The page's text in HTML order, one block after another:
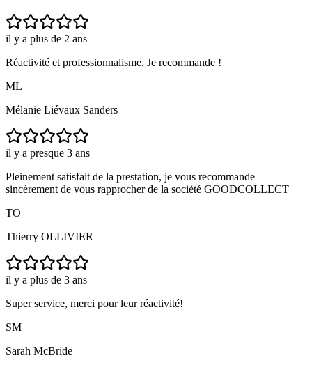
il y a plus de 2 ans
Réactivité et professionnalisme. Je recommande !
ML
Mélanie Liévaux Sanders
il y a presque 3 ans
Pleinement satisfait de la prestation, je vous recommande
sincèrement de vous rapprocher de la société GOODCOLLECT
TO
Thierry OLLIVIER
il y a plus de 3 ans
Super service, merci pour leur réactivité!
SM
Sarah McBride